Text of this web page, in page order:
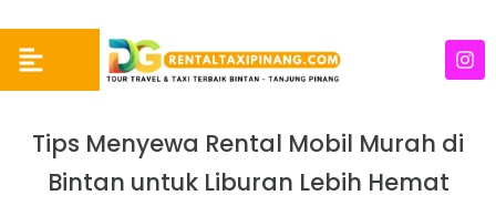
Tips Menyewa Rental Mobil Murah di
Bintan untuk Liburan Lebih Hemat